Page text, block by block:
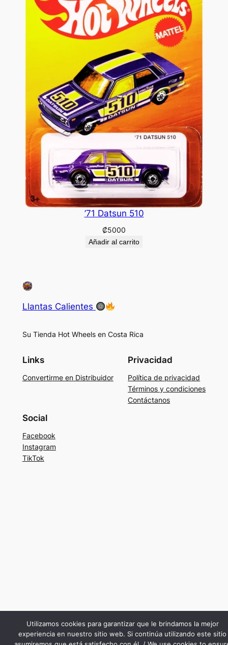
’71 Datsun 510
₡5000
Añadir al carrito
Llantas Calientes
Su Tienda Hot Wheels en Costa Rica
Links
Convertirme en Distribuidor
Privacidad
Política de privacidad
Términos y condiciones
Contáctanos
Social
Facebook
Instagram
TikTok
Utilizamos cookies para garantizar que le brindamos la mejor
experiencia en nuestro sitio web. Si continúa utilizando este sitio